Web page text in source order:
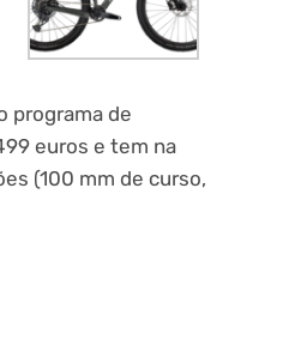
programa de
euros e tem na
(100 mm de curso,